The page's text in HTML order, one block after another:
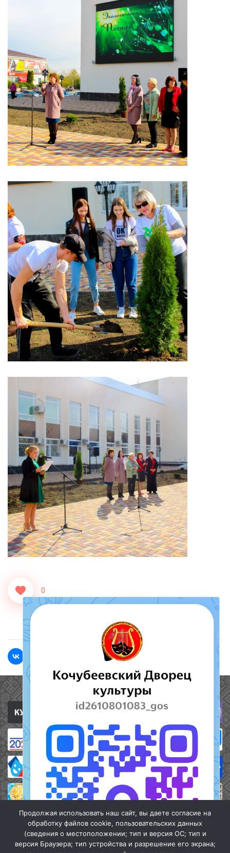
0
Полезные ссылки
Продолжая использовать наш сайт, вы даете согласие на
обработку файлов cookie, пользовательских данных
(сведения о местоположении; тип и версия ОС; тип и
версия Браузера; тип устройства и разрешение его экрана;